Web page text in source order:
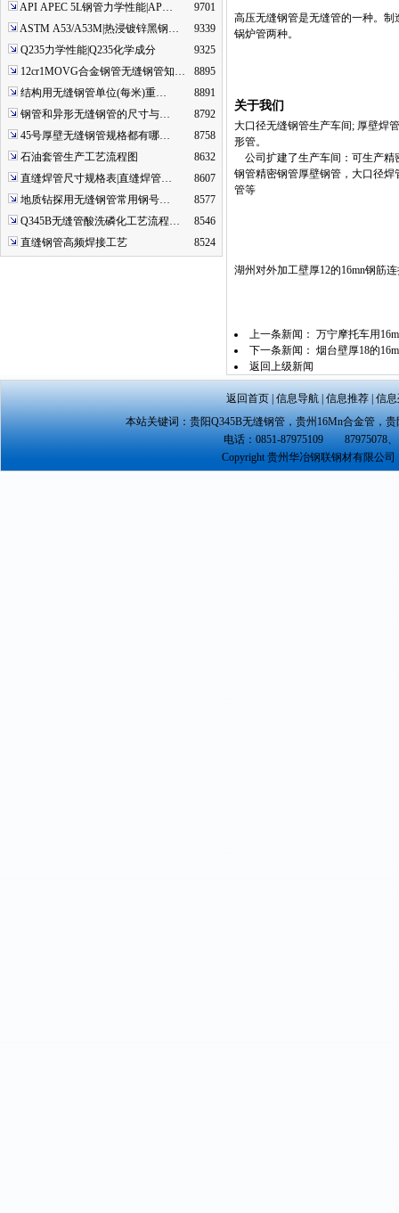
API APEC 5L钢管力学性能|AP…
9701
ASTM A53/A53M|热浸镀锌黑钢…
9339
Q235力学性能|Q235化学成分
9325
12cr1MOVG合金钢管无缝钢管知…
8895
结构用无缝钢管单位(每米)重…
8891
钢管和异形无缝钢管的尺寸与…
8792
45号厚壁无缝钢管规格都有哪…
8758
石油套管生产工艺流程图
8632
直缝焊管尺寸规格表|直缝焊管…
8607
地质钻探用无缝钢管常用钢号…
8577
Q345B无缝管酸洗磷化工艺流程…
8546
直缝钢管高频焊接工艺
8524
高压无缝钢管是无缝管的一种。
锅炉管两种。
关于我们
大口径无缝钢管生产车间; 厚壁焊
形管。
公司扩建了生产车间：可生产精
钢管精密钢管厚壁钢管，大口径
管等
湖州对外加工壁厚12的16mn钢筋
上一条新闻： 万宁摩托车用
下一条新闻： 烟台壁厚18的
返回上级新闻
返回首页 信息导航 信息推荐 信
本站关键词： 贵阳Q345B无缝钢管 ， 贵州16Mn合金管 ， 贵
电话：0851-87975109 87975078、
Copyright 贵州华冶钢联钢材有限公